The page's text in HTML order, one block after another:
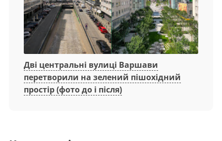
Дві центральні вулиці Варшави
перетворили на зелений пішохідний
простір (фото до і після)